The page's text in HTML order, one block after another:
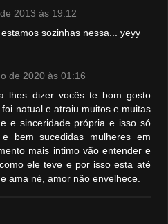
2013 às 19:12
sozinhas nessa... yeyy
de 2020 às 01:16
lhes dizer vocês te bom gosto
natual e atraiu muitos e muitas
e sinceridade própria e isso só
bem sucedidas mulheres em
mais intimo vão entender e
ele teve e por isso esta até
ama né, amor não envelhece.